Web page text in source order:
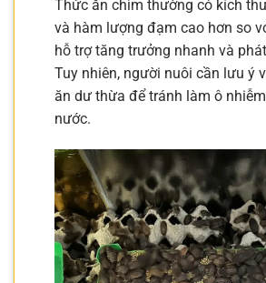
Thức ăn chìm thường có kích
và hàm lượng đạm cao hơn so
hỗ trợ tăng trưởng nhanh và
Tuy nhiên, người nuôi cần lưu ý
ăn dư thừa để tránh làm ô
nước.